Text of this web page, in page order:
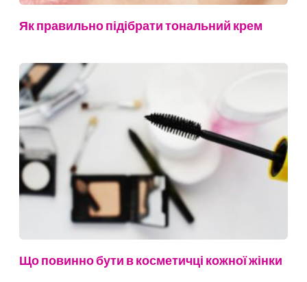
Як правильно підібрати тональний крем
Що повинно бути в косметичці кожної жінки